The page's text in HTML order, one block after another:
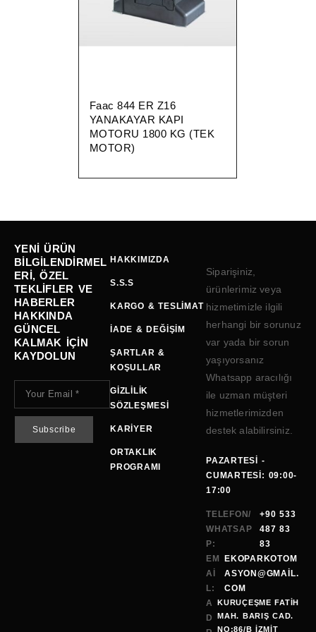
Faac 844 ER Z16
YANAKAYAR KAPI
MOTORU 1800 KG (TEK
MOTOR)
YENI ÜRÜN
BILGILENDIRMEL
ERI, ÖZEL
TEKLIFLER VE
HABERLER
HAKKINDA
GÜNCEL
KALMAK IÇIN
KAYDOLUN
HAKKIMIZDA
S.S.S
KARGO & TESLIMAT
İADE & DEĞIŞIM
ŞARTLAR &
KOŞULLAR
GIZLILIK
SÖZLEŞMESI
KARIYER
ORTAKLIK
PROGRAMI
Siparişiniz,
ürünlerimiz veya
hizmetimizle ilgili
herhangi bir sorunuz
var yada bir sorun
yaşıyorsanız
Whatsapp aracılığı
ile uzman müşteri
hizmetlerimizden
destek alabilirsiniz.
PAZARTESI -
CUMARTESI: 09:00-
17:00
TELEFON/
WHATSAP
P:
+90 533
487 83
83
EM
AI
L:
EKOPARKOTOM
ASYON@GMAİL.
COM
A
D
KURUÇEŞME FATİH
MAH. BARIŞ CAD.
NO:86/B İZMİT